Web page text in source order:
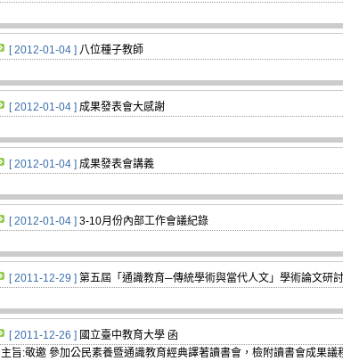
[ 2012-01-04 ] 八位種子教師
[ 2012-01-04 ] 成果發表會大感謝
[ 2012-01-04 ] 成果發表會講義
[ 2012-01-04 ] 3-10月份內部工作會議紀錄
[ 2011-12-29 ] 第五屆「通識教育─傳統學術與當代人文」學術論文研
[ 2011-12-26 ] 國立臺中教育大學 函
主旨:敬邀 參加公民素養暨通識教育經典譯著讀書會，檢附讀書會成果